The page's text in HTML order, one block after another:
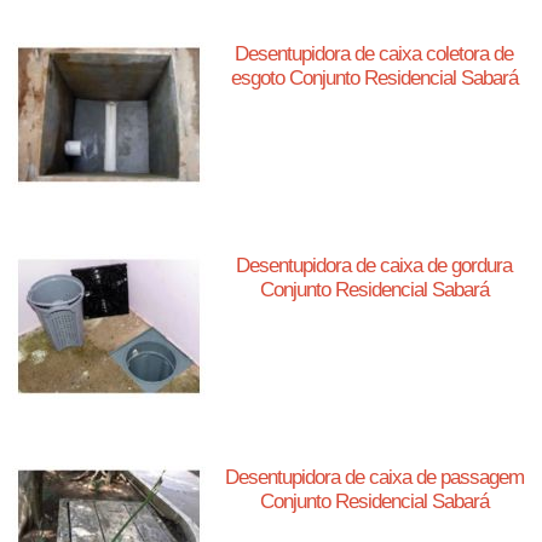
Desentupidora de caixa coletora de
esgoto Conjunto Residencial Sabará
Desentupidora de caixa de gordura
Conjunto Residencial Sabará
Desentupidora de caixa de passagem
Conjunto Residencial Sabará